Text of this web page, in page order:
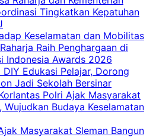
Tingkatkan Kepatuhan
Keselamatan dan Mobilitas
Raih Penghargaan di
Indonesia Awards 2026
Edukasi Pelajar, Dorong
Jadi Sekolah Bersinar
Polri Ajak Masyarakat
Budaya Keselamatan
Masyarakat Sleman Bangun